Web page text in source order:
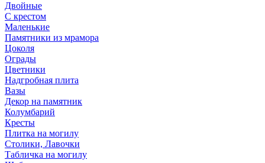
Двойные
С крестом
Маленькие
Памятники из мрамора
Цоколя
Ограды
Цветники
Надгробная плита
Вазы
Декор на памятник
Колумбарий
Кресты
Плитка на могилу
Столики, Лавочки
Табличка на могилу